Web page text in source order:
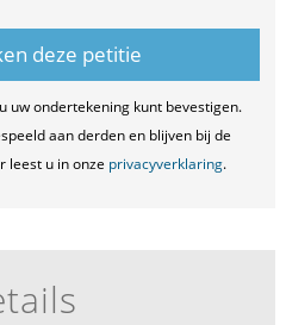
uw ondertekening kunt bevestigen.
aan derden en blijven bij de
leest u in onze privacyverklaring.